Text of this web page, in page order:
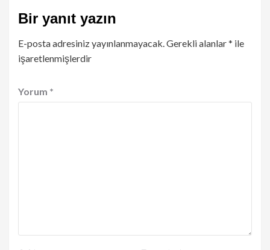
Bir yanıt yazın
E-posta adresiniz yayınlanmayacak. Gerekli alanlar* ile
işaretlenmişlerdir
Yorum *